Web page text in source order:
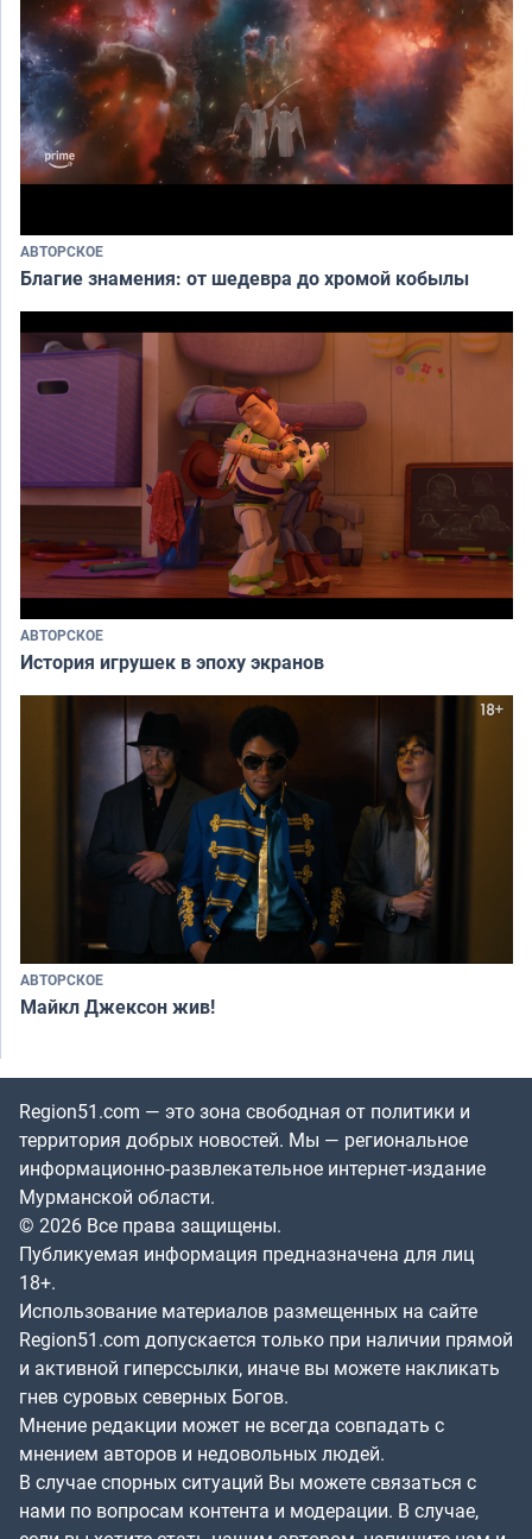
АВТОРСКОЕ
Благие знамения: от шедевра до хромой кобылы
АВТОРСКОЕ
История игрушек в эпоху экранов
АВТОРСКОЕ
Майкл Джексон жив!
Region51.com — это зона свободная от политики и
территория добрых новостей. Мы — региональное
информационно-развлекательное интернет-издание
Мурманской области.
© 2026 Все права защищены.
Публикуемая информация предназначена для лиц
18+.
Использование материалов размещенных на сайте
Region51.com допускается только при наличии прямой
и активной гиперссылки, иначе вы можете накликать
гнев суровых северных Богов.
Мнение редакции может не всегда совпадать с
мнением авторов и недовольных людей.
В случае спорных ситуаций Вы можете связаться с
нами по вопросам контента и модерации. В случае,